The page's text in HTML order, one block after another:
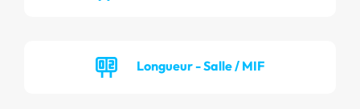
Longueur - Salle / MIF